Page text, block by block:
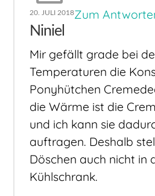
20. JULI 2018Zum
Niniel
Mir gefällt grade bei
Temperaturen die
Ponyhütchen
die Wärme ist die
und ich kann sie
auftragen. Deshalb
Döschen auch nicht in
Kühlschrank.